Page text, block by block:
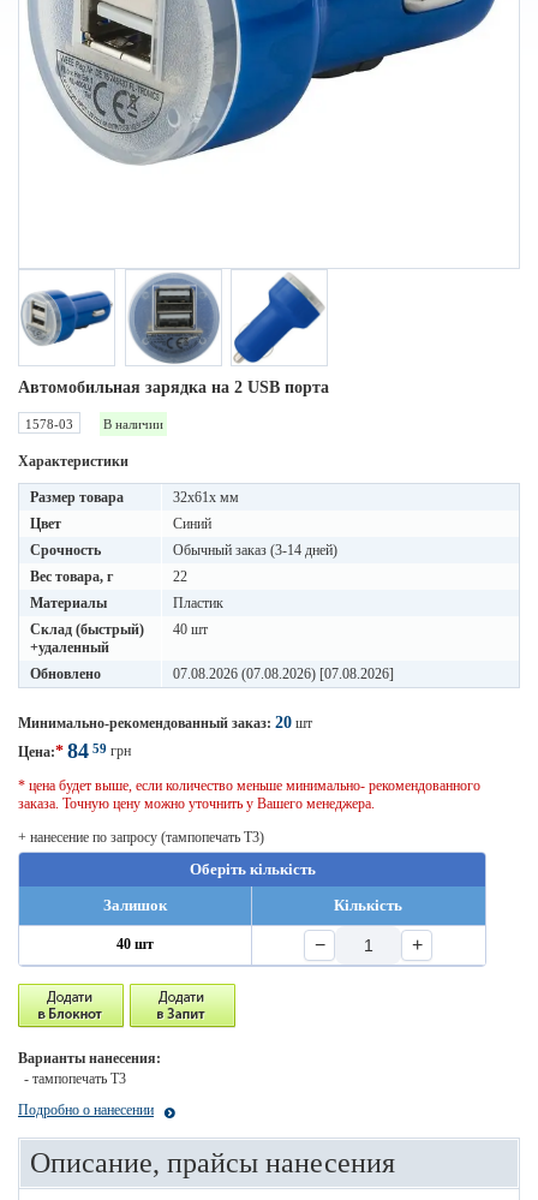
Автомобильная зарядка на 2 USB порта
1578-03 В наличии
Характеристики
Размер товара
32х61х мм
Цвет
Синий
Срочность
Обычный заказ (3-14 дней)
Вес товара, г
22
Материалы
Пластик
Склад (быстрый)
+удаленный
40 шт
Обновлено 07.08.2026 (07.08.2026) [07.08.2026]
Минимально-рекомендованный заказ: 20 шт
Цена:* 84 59 грн
* цена будет выше, если количество меньше минимально- рекомендованного
заказа. Точную цену можно уточнить у Вашего менеджера.
+ нанесение по запросу (тампопечать T3)
Оберіть кількість
Залишок
Кількість
40 шт − +
Варианты нанесения:
- тампопечать T3
Подробно о нанесении
Описание, прайсы нанесения